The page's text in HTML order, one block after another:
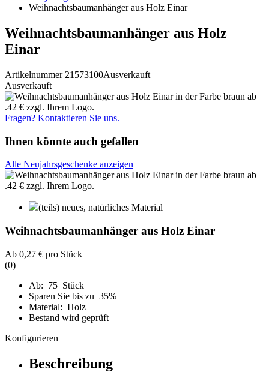
Weihnachtsbaumanhänger aus Holz Einar
Weihnachtsbaumanhänger aus Holz
Einar
Artikelnummer 21573100Ausverkauft
Ausverkauft
Fragen? Kontaktieren Sie uns.
Ihnen könnte auch gefallen
Alle Neujahrsgeschenke anzeigen
(teils) neues, natürliches Material
Weihnachtsbaumanhänger aus Holz Einar
Ab 0,27 € pro Stück
(0)
Ab: 75 Stück
Sparen Sie bis zu 35%
Material: Holz
Bestand wird geprüft
Konfigurieren
Beschreibung